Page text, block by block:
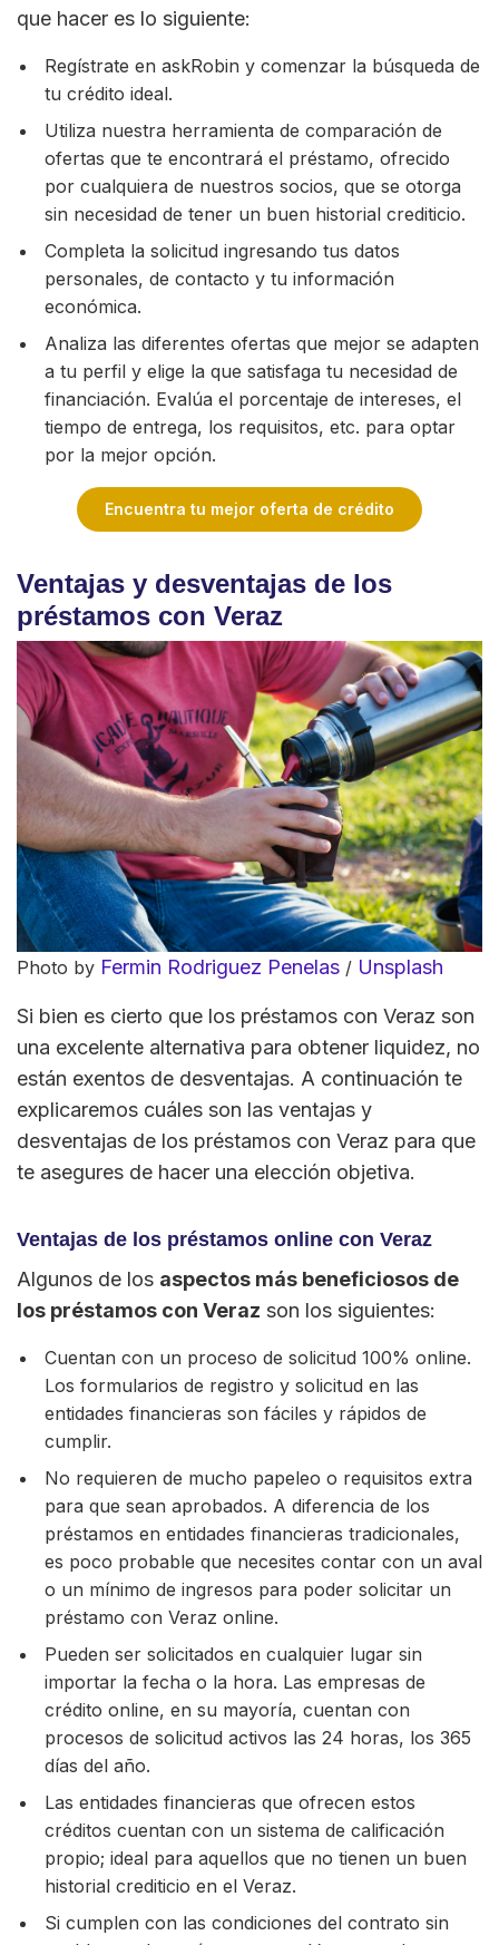
que hacer es lo siguiente:
Regístrate en askRobin y comenzar la búsqueda de
tu crédito ideal.
Utiliza nuestra herramienta de comparación de
ofertas que te encontrará el préstamo, ofrecido
por cualquiera de nuestros socios, que se otorga
sin necesidad de tener un buen historial crediticio.
Completa la solicitud ingresando tus datos
personales, de contacto y tu información
económica.
Analiza las diferentes ofertas que mejor se adapten
a tu perfil y elige la que satisfaga tu necesidad de
financiación. Evalúa el porcentaje de intereses, el
tiempo de entrega, los requisitos, etc. para optar
por la mejor opción.
Encuentra tu mejor oferta de crédito
Ventajas y desventajas de los
préstamos con Veraz
Photo by Fermin Rodriguez Penelas / Unsplash
Si bien es cierto que los préstamos con Veraz son
una excelente alternativa para obtener liquidez, no
están exentos de desventajas. A continuación te
explicaremos cuáles son las ventajas y
desventajas de los préstamos con Veraz para que
te asegures de hacer una elección objetiva.
Ventajas de los préstamos online con Veraz
Algunos de los aspectos más beneficiosos de
los préstamos con Veraz son los siguientes:
Cuentan con un proceso de solicitud 100% online.
Los formularios de registro y solicitud en las
entidades financieras son fáciles y rápidos de
cumplir.
No requieren de mucho papeleo o requisitos extra
para que sean aprobados. A diferencia de los
préstamos en entidades financieras tradicionales,
es poco probable que necesites contar con un aval
o un mínimo de ingresos para poder solicitar un
préstamo con Veraz online.
Pueden ser solicitados en cualquier lugar sin
importar la fecha o la hora. Las empresas de
crédito online, en su mayoría, cuentan con
procesos de solicitud activos las 24 horas, los 365
días del año.
Las entidades financieras que ofrecen estos
créditos cuentan con un sistema de calificación
propio; ideal para aquellos que no tienen un buen
historial crediticio en el Veraz.
Si cumplen con las condiciones del contrato sin